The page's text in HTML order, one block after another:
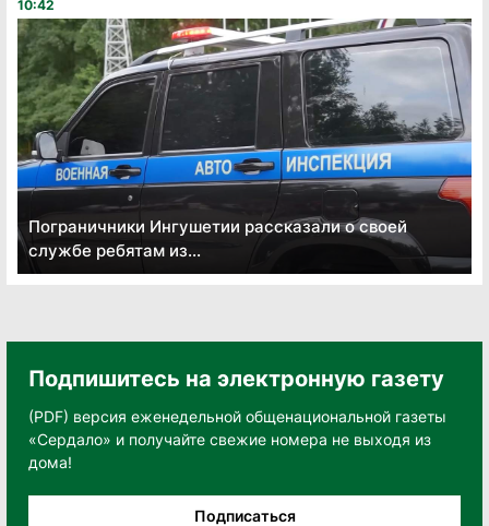
10:42
Пограничники Ингушетии рассказали о своей
службе ребятам из...
Подпишитесь на электронную газету
(PDF) версия еженедельной общенациональной газеты
«Сердало» и получайте свежие номера не выходя из
дома!
Подписаться